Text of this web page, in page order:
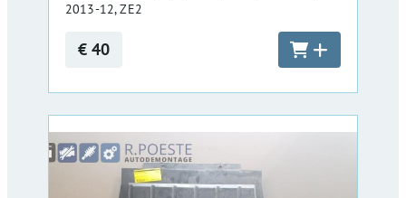
2013-12, ZE2
€ 40